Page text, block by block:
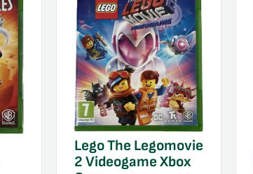
Lego The Legomovie
2 Videogame Xbox